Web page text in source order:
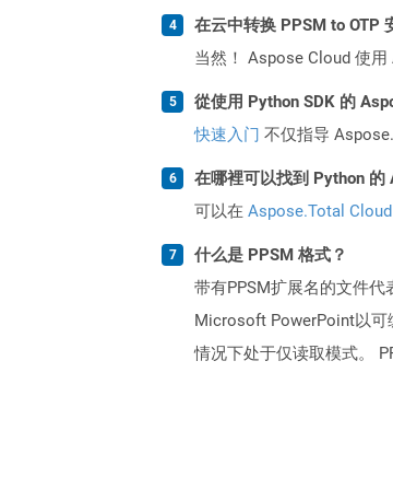
在云中转换 PPSM to OTP
当然！ Aspose Cloud 使
從使用 Python SDK 的
快速入门 不仅指导
在哪裡可以找到 Python 的
可以在 Aspose.Total
什么是 PPSM 格式？
带有PPSM扩展名的文件
Microsoft PowerPoint以可
情况下处于仅读取模式。